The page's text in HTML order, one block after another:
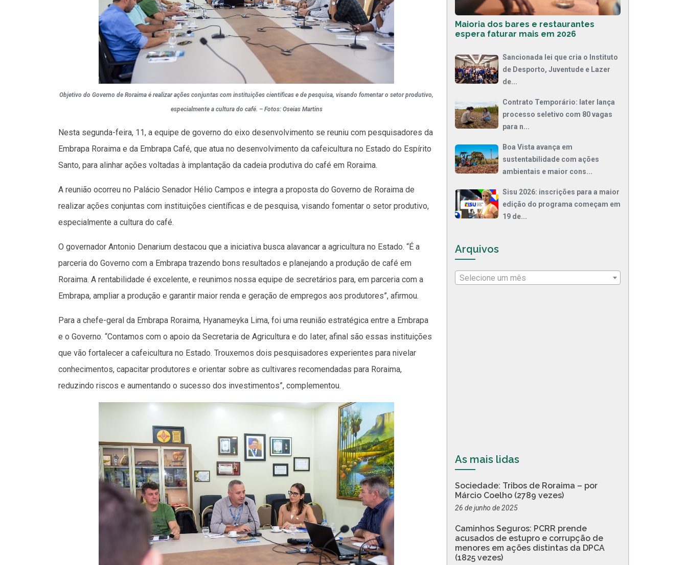
Objetivo do Governo de Roraima é realizar ações conjuntas com instituições científicas e de pesquisa, visando fomentar o setor produtivo,
especialmente a cultura do café. – Fotos: Oseias Martins
Nesta segunda-feira, 11, a equipe de governo do eixo desenvolvimento se reuniu com pesquisadores da
Embrapa Roraima e da Embrapa Café, que atua no desenvolvimento da cafeicultura no Estado do Espírito
Santo, para alinhar ações voltadas à implantação da cadeia produtiva do café em Roraima.
A reunião ocorreu no Palácio Senador Hélio Campos e integra a proposta do Governo de Roraima de
realizar ações conjuntas com instituições científicas e de pesquisa, visando fomentar o setor produtivo,
especialmente a cultura do café.
O governador Antonio Denarium destacou que a iniciativa busca alavancar a agricultura no Estado. “É a
parceria do Governo com a Embrapa trazendo bons resultados e planejando a produção de café em
Roraima. A rentabilidade é excelente, e reunimos nossa equipe de secretários para, em parceria com a
Embrapa, ampliar a produção e garantir maior renda e geração de empregos aos produtores”, afirmou.
Para a chefe-geral da Embrapa Roraima, Hyanameyka Lima, foi uma reunião estratégica entre a Embrapa
e o Governo. “Contamos com o apoio da Secretaria de Agricultura e do Iater, afinal são essas instituições
que vão fortalecer a cafeicultura no Estado. Trouxemos dois pesquisadores experientes para nivelar
conhecimentos, capacitar produtores e orientar sobre as cultivares recomendadas para Roraima,
reduzindo riscos e aumentando o sucesso dos investimentos”, complementou.
Maioria dos bares e restaurantes
espera faturar mais em 2026
Sancionada lei que cria o Instituto
de Desporto, Juventude e Lazer
de...
Contrato Temporário: Iater lança
processo seletivo com 80 vagas
para n...
Boa Vista avança em
sustentabilidade com ações
ambientais e maior cons...
Sisu 2026: inscrições para a maior
edição do programa começam em
19 de...
Arquivos
Selecione um mês
As mais lidas
Sociedade: Tribos de Roraima – por
Márcio Coelho (2789 vezes)
26 de junho de 2025
Caminhos Seguros: PCRR prende
acusados de estupro e corrupção de
menores em ações distintas da DPCA
(1825 vezes)